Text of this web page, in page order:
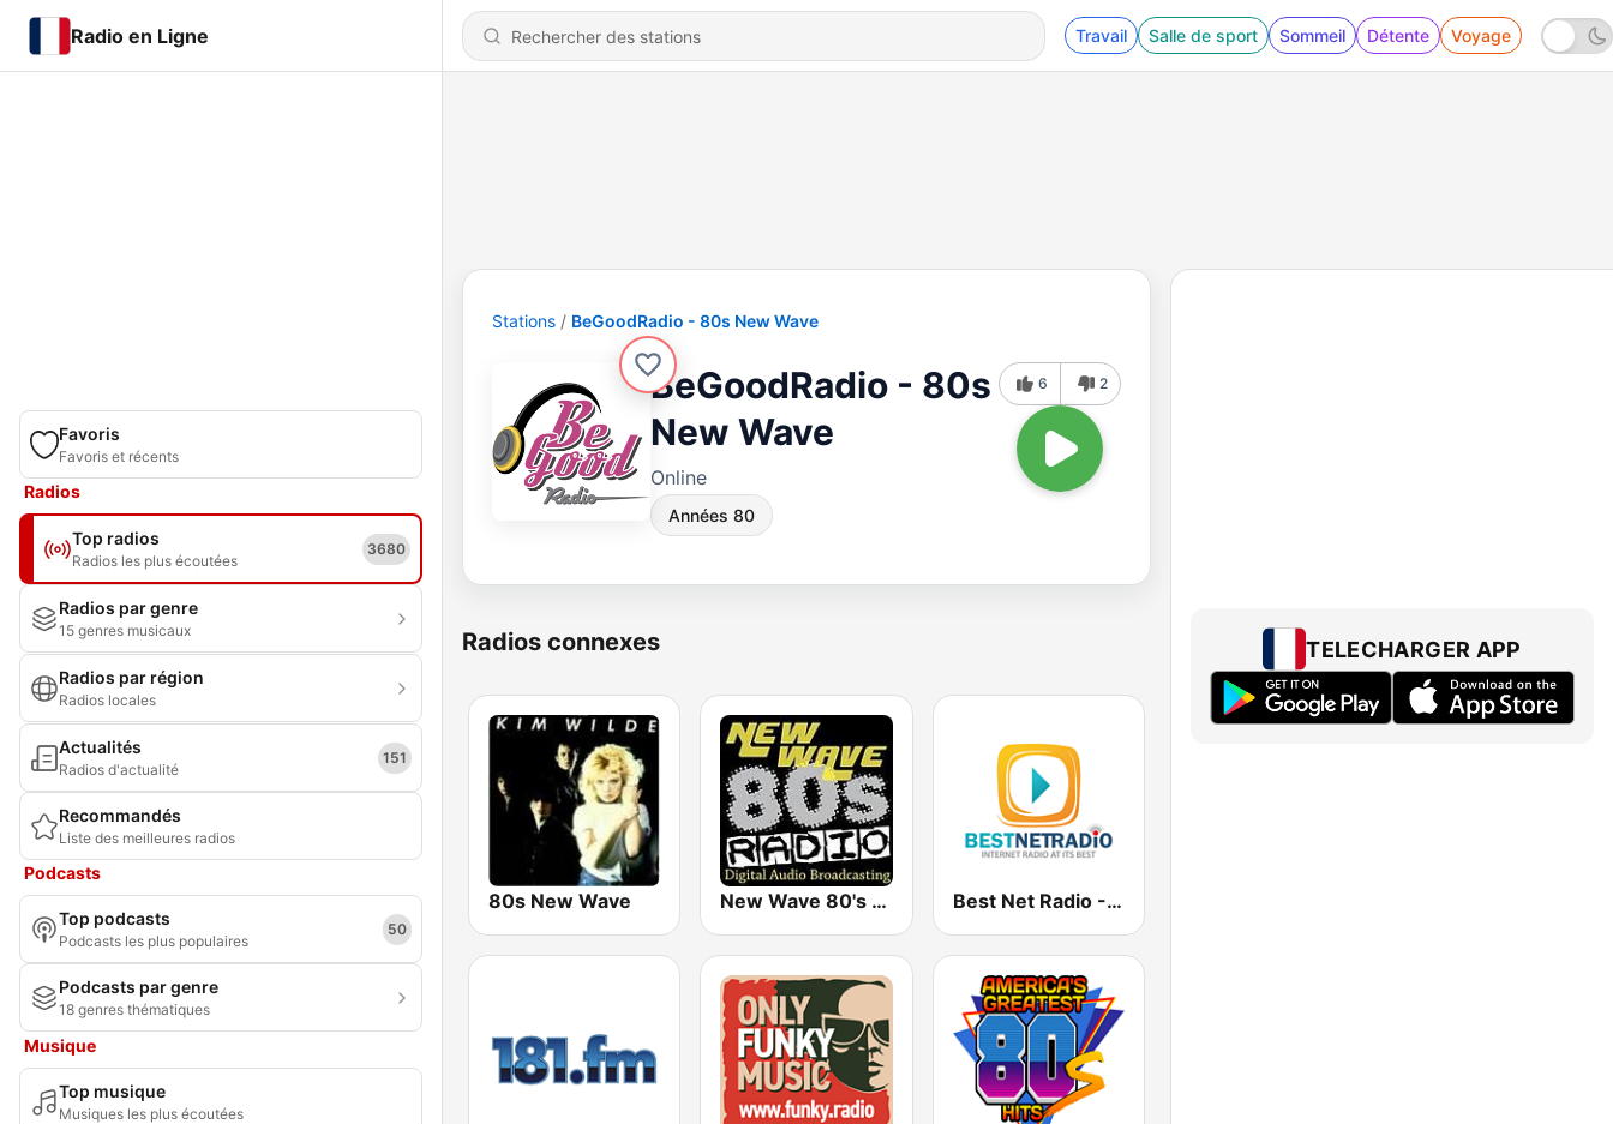
Radio en Ligne Travail Salle de sport Sommeil Détente Voyage
Favoris
Favoris et récents
Radios
Top radios
Radios les plus écoutées
3680
Radios par genre
15 genres musicaux
Radios par région
Radios locales
Actualités
Radios d'actualité
151
Recommandés
Liste des meilleures radios
Podcasts
Top podcasts
Podcasts les plus populaires
50
Podcasts par genre
18 genres thématiques
Musique
Top musique
Musiques les plus écoutées
Stations BeGoodRadio - 80s New Wave
BeGoodRadio - 80s
New Wave
Online
Années 80
6 2
Radios connexes
80s New Wave New Wave 80's Music Radio Best Net Radio - New Wave
TELECHARGER APP